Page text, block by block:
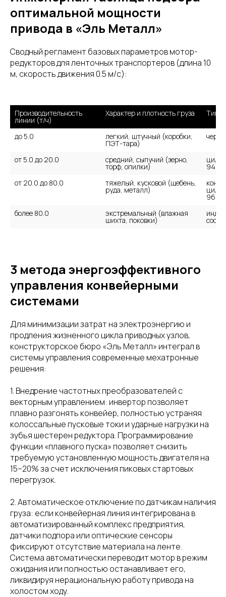
оптимальной мощности
привода в «Эль Металл»
Сводный регламент базовых параметров мотор-
редукторов для ленточных транспортеров (длина 10
м, скорость движения 0.5 м/с):
Производительность
линии (т/ч)
Характер и плотность груза Тип
до 5.0 легкий, штучный (коробки,
ПЭТ-тара)
от 5.0 до 20.0 средний, сыпучий (зерно,
торф, опилки)
94%
от 20.0 до 80.0
тяжелый, кусковой (щебень,
руда, металл)
96%
более 80.0
экстремальный (влажная
шихта, поковки)
3 метода энергоэффективного
управления конвейерными
системами
Для минимизации затрат на электроэнергию и
продления жизненного цикла приводных узлов,
конструкторское бюро «Эль Металл» интеграл в
системы управления современные мехатронные
решения:
1. Внедрение частотных преобразователей с
векторным управлением: инвертор позволяет
плавно разгонять конвейер, полностью устраняя
колоссальные пусковые токи и ударные нагрузки на
зубья шестерен редуктора. Программирование
функции «плавного пуска» позволяет снизить
требуемую установленную мощность двигателя на
15–20% за счет исключения пиковых стартовых
перегрузок.
2. Автоматическое отключение по датчикам наличия
груза: если конвейерная линия интегрирована в
автоматизированный комплекс предприятия,
датчики подпора или оптические сенсоры
фиксируют отсутствие материала на ленте.
Система автоматически переводит мотор в режим
ожидания или полностью останавливает его,
ликвидируя нерациональную работу привода на
холостом ходу.